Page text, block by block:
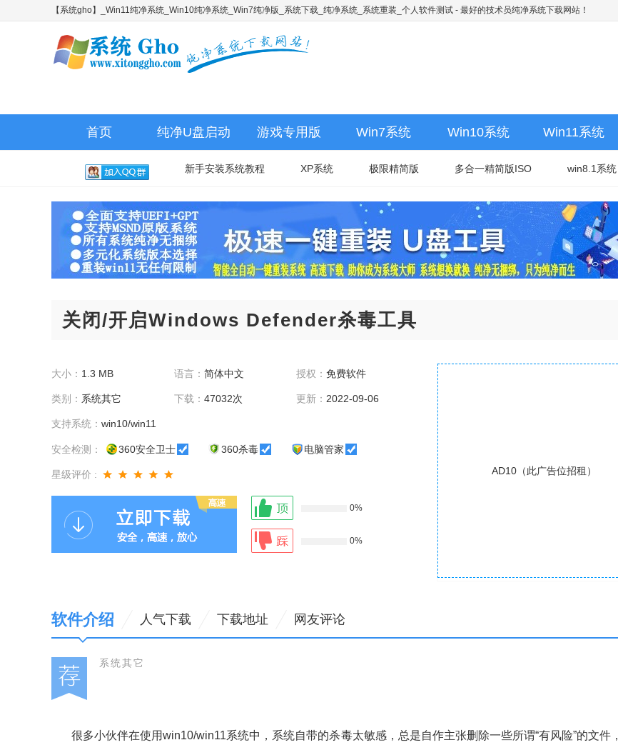
【系统gho】_Win11纯净系统_Win10纯净系统_Win7纯净版_系统下载_纯净系统_系统重装_个人软件测试 - 最好的技术员纯净系统下载网站！
首页 纯净U盘启动 游戏专用版 Win7系统 Win10系统 Win11系统
新手安装系统教程 XP系统 极限精简版 多合一精简版ISO win8.1系统
关闭/开启Windows Defender杀毒工具
大小： 1.3 MB 语言： 简体中文 授权：免费软件
类别： 系统其它 下载： 47032次 更新： 2022-09-06
支持系统： win10/win11
安全检测： 360安全卫士 360杀毒 电脑管家
星级评价 :
0%
0%
AD10（此广告位招租）
软件介绍 人气下载 下载地址 网友评论
系统其它
很多小伙伴在使用win10/win11系统中，系统自带的杀毒太敏感，总是自作主张删除一些所谓“有风险”的文件，